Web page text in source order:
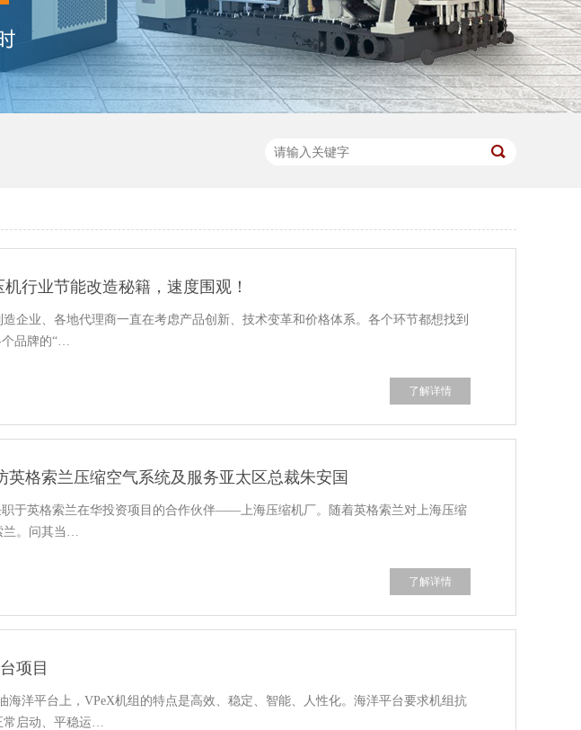
机行业节能改造秘籍，速度围观！
企业、各地代理商一直在考虑产品创新、技术变革和价格体系。各个环节都想找到
个品牌的“…
了解详情
格索兰压缩空气系统及服务亚太区总裁朱安国
职于英格索兰在华投资项目的合作伙伴——上海压缩机厂。随着英格索兰对上海压缩
兰。问其当…
了解详情
项目
洋平台上，VPeX机组的特点是高效、稳定、智能、人性化。海洋平台要求机组抗
常启动、平稳运…